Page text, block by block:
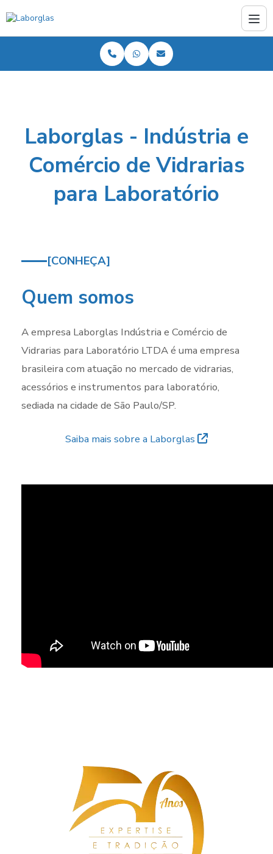
Laborglas - Indústria e
Comércio de Vidrarias
para Laboratório
[CONHEÇA]
Quem somos
A empresa Laborglas Indústria e Comércio de
Vidrarias para Laboratório LTDA é uma empresa
brasileira com atuação no mercado de vidrarias,
acessórios e instrumentos para laboratório,
sediada na cidade de São Paulo/SP.
Saiba mais sobre a Laborglas